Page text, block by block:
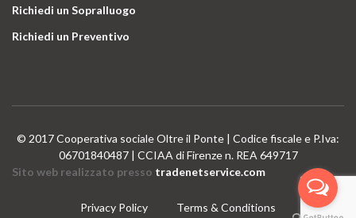
Richiedi un Sopralluogo
Richiedi un Preventivo
© 2017 Cooperativa sociale Oltre il Ponte | Codice fiscale e P.Iva:
06701840487 | CCIAA di Firenze n. REA 649717
Sito web realizzato presso tradenetservice.com
Privacy Policy Terms & Conditions